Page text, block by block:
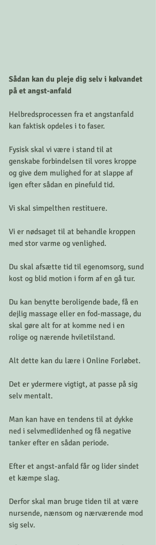
Sådan kan du pleje dig selv i kølvandet
på et angst-anfald
Helbredsprocessen fra et angstanfald
kan faktisk opdeles i to faser.
Fysisk skal vi være i stand til at
genskabe forbindelsen til vores kroppe
og give dem mulighed for at slappe af
igen efter sådan en pinefuld tid.
Vi skal simpelthen restituere.
Vi er nødsaget til at behandle kroppen
med stor varme og venlighed.
Du skal afsætte tid til egenomsorg, sund
kost og blid motion i form af en gå tur.
Du kan benytte beroligende bade, få en
dejlig massage eller en fod-massage, du
skal gøre alt for at komme ned i en
rolige og nærende hviletilstand.
Alt dette kan du lære i Online Forløbet.
Det er ydermere vigtigt, at passe på sig
selv mentalt.
Man kan have en tendens til at dykke
ned i selvmedlidenhed og få negative
tanker efter en sådan periode.
Efter et angst-anfald får og lider sindet
et kæmpe slag.
Derfor skal man bruge tiden til at være
nursende, nænsom og nærværende mod
sig selv.